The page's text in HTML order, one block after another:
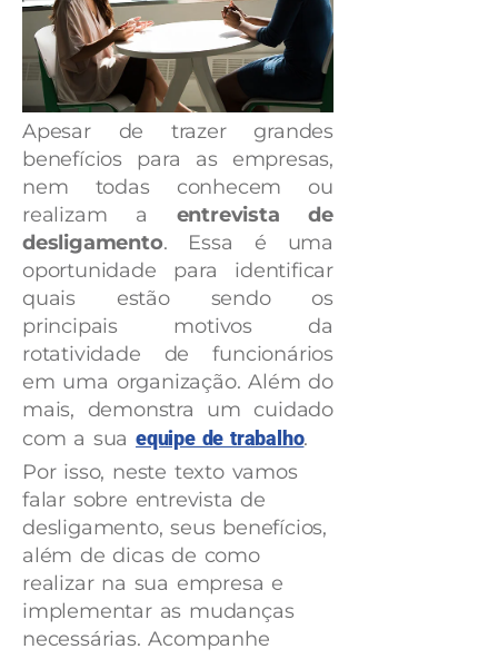
Apesar de trazer grandes
benefícios para as empresas,
nem todas conhecem ou
realizam a entrevista de
desligamento. Essa é uma
oportunidade para identificar
quais estão sendo os
principais motivos da
rotatividade de funcionários
em uma organização. Além do
mais, demonstra um cuidado
com a suaequipe de trabalho.
Por isso, neste texto vamos
falar sobre entrevista de
desligamento, seus benefícios,
além de dicas de como
realizar na sua empresa e
implementar as mudanças
necessárias. Acompanhe